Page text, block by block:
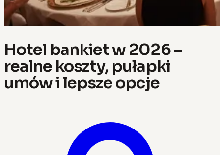
Hotel bankiet w 2026 –
realne koszty, pułapki
umów i lepsze opcje